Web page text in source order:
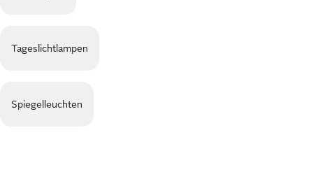
Tageslichtlampen
Spiegelleuchten